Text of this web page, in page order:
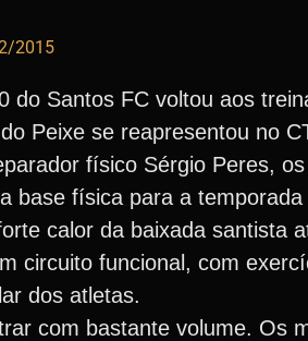
2015
do Santos FC voltou aos
Peixe se reapresentou no
físico Sérgio Peres,
base física para a temporada
calor da baixada santista
circuito funcional, com
dos atletas.
com bastante volume. Os